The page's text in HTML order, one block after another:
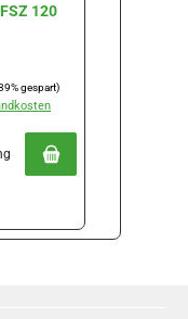
120
gespart)